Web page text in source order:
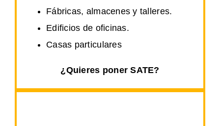
Fábricas, almacenes y talleres.
Edificios de oficinas.
Casas particulares
¿Quieres poner SATE?